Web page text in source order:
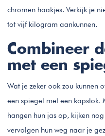
chromen haakjes. Verkijk je
tot vijf kilogram aankunnen.
Combineer
met een
Wat je zeker ook zou kunnen
een spiegel met een kapstok.
hangen hun jas op, kijken
vervolgen hun weg naar je